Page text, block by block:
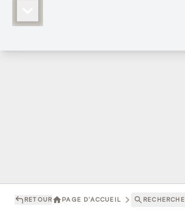
RETOUR PAGE D'ACCUEIL RECHERCHE